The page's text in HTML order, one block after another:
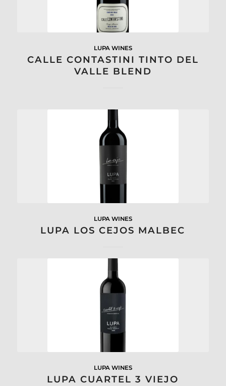
LUPA WINES
CALLE CONTASTINI TINTO DEL
VALLE BLEND
LUPA WINES
LUPA LOS CEJOS MALBEC
LUPA WINES
LUPA CUARTEL 3 VIEJO